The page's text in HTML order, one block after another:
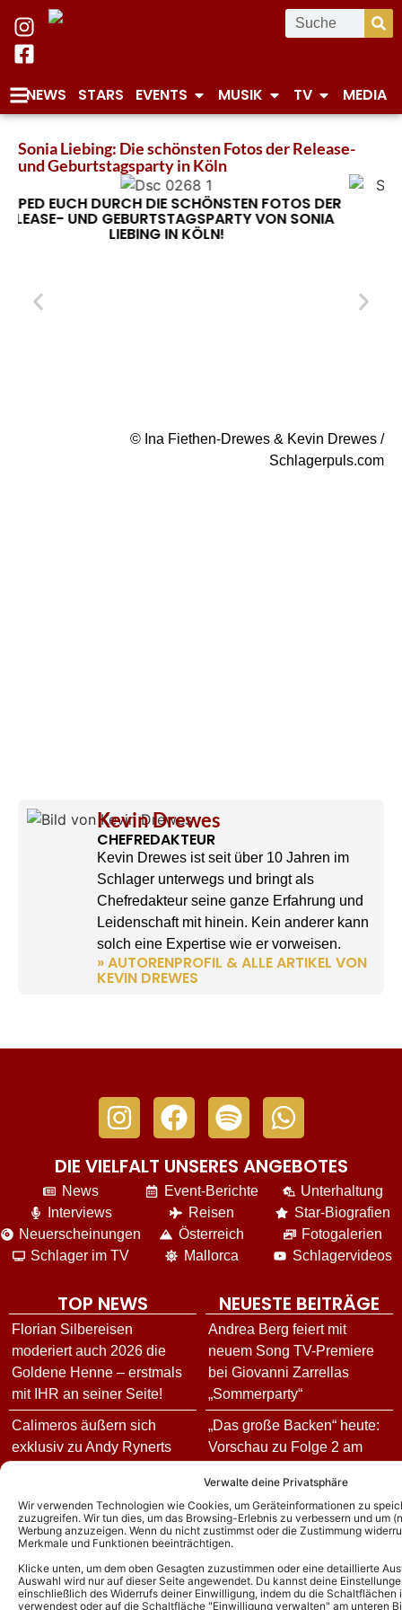
Verwalte deine Privatsphäre
Wir verwenden Technologien wie Cookies, um Geräteinformationen zu
zuzugreifen. Wir tun dies, um das Browsing-Erlebnis zu verbessern und um
Werbung anzuzeigen. Wenn du nicht zustimmst oder die Zustimmung
Merkmale und Funktionen beeinträchtigen.
Klicke unten, um dem oben Gesagten zuzustimmen oder eine detaillierte
Auswahl wird nur auf dieser Seite angewendet. Du kannst deine
einschließlich des Widerrufs deiner Einwilligung, indem du die
verwendest oder auf die Schaltfläche "Einwilligung verwalten" am unteren
NEWS STARS EVENTS MUSIK TV MEDIA
Sonia Liebing: Die schönsten Fotos der Release-
und Geburtstagsparty in Köln
DER
© Ina Fiethen-Drewes & Kevin Drewes /
Schlagerpuls.com
Kevin Drewes
CHEFREDAKTEUR
Kevin Drewes ist seit über 10 Jahren im
Schlager unterwegs und bringt als
Chefredakteur seine ganze Erfahrung und
Leidenschaft mit hinein. Kein anderer kann
solch eine Expertise wie er vorweisen.
» AUTORENPROFIL & ALLE ARTIKEL VON
KEVIN DREWES
DIE VIELFALT UNSERES ANGEBOTES
News
Interviews
Neuerscheinungen
Schlager im TV
Event-Berichte
Reisen
Österreich
Mallorca
Unterhaltung
Star-Biografien
Fotogalerien
Schlagervideos
TOP NEWS
Florian Silbereisen
moderiert auch 2026 die
Goldene Henne – erstmals
mit IHR an seiner Seite!
Calimeros äußern sich
exklusiv zu Andy Rynerts
Schlagerband weitergeht!
Andy Borg über neue
„Sommer-Spaß“-Ausgabe:
Das ist für ihn das schönste
NEUESTE BEITRÄGE
Andrea Berg feiert mit
neuem Song TV-Premiere
bei Giovanni Zarrellas
„Sommerparty“
„Das große Backen“ heute:
Vorschau zu Folge 2 am
der 100. Episode der Show!
„Sommerkultur 26“ in
Delmenhorst: Komplettes
Programm vom 04. bis
08.08.26